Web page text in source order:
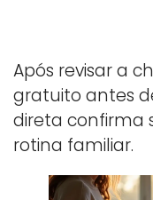
Após revisar a
gratuito antes
direta confirma
rotina familiar.